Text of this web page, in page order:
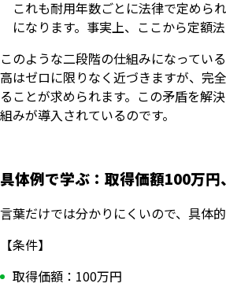
これも耐用年数ごとに法律で定めら
になります。事実上、ここから定額
このような二段階の仕組みになってい
高はゼロに限りなく近づきますが、完
ることが求められます。この矛盾を解
組みが導入されているのです。
具体例で学ぶ：取得価額100万
言葉だけでは分かりにくいので、具体
【条件】
取得価額：100万円